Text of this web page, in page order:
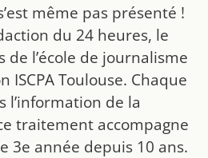
même pas présenté !
du 24 heures, le
l’école de journalisme
Toulouse. Chaque
l’information de la
traitement accompagne
3e année depuis 10 ans.